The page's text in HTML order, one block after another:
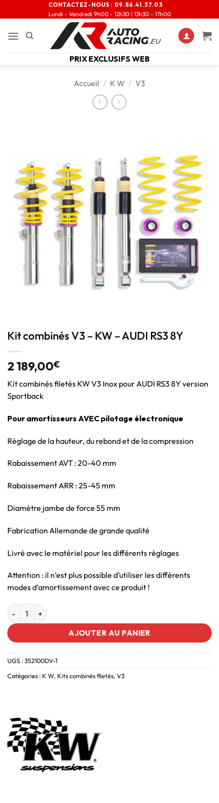
CONTACTEZ-NOUS : 09.86.41.37.03
Lundi - Vendredi 9h00 - 12h30 | 13h30 - 17h00
PRIX EXCLUSIFS WEB
Accueil / K W / V3
Kit combinés V3 – KW – AUDI RS3 8Y
2 189,00€
Kit combinés filetés KW V3 Inox pour AUDI RS3 8Y version
Sportback
Pour amortisseurs AVEC pilotage électronique
Réglage de la hauteur, du rebond et de la compression
Rabaissement AVT : 20-40 mm
Rabaissement ARR : 25-45 mm
Diamètre jambe de force 55 mm
Fabrication Allemande de grande qualité
Livré avec le matériel pour les différents réglages
Attention : il n’est plus possible d’utiliser les différents
modes d’amortissement avec ce produit !
AJOUTER AU PANIER
UGS :352100DV-1
Catégories : K W, Kits combinés filetés, V3